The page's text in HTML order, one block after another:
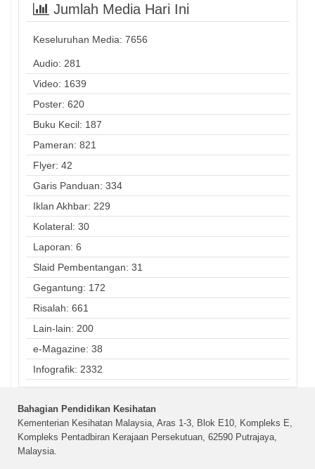
Jumlah Media Hari Ini
Keseluruhan Media: 7656
Audio: 281
Video: 1639
Poster: 620
Buku Kecil: 187
Pameran: 821
Flyer: 42
Garis Panduan: 334
Iklan Akhbar: 229
Kolateral: 30
Laporan: 6
Slaid Pembentangan: 31
Gegantung: 172
Risalah: 661
Lain-lain: 200
e-Magazine: 38
Infografik: 2332
Bahagian Pendidikan Kesihatan
Kementerian Kesihatan Malaysia, Aras 1-3, Blok E10, Kompleks E,
Kompleks Pentadbiran Kerajaan Persekutuan, 62590 Putrajaya,
Malaysia.